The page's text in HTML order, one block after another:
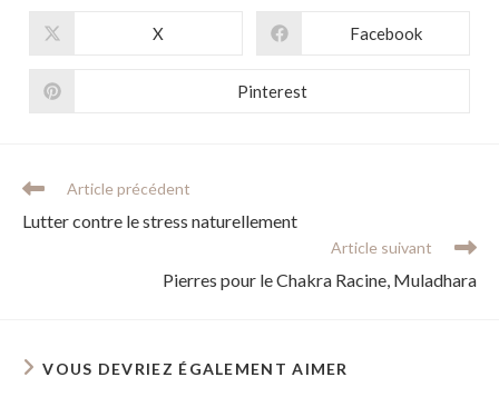
X Facebook
Pinterest
Article précédent
Lutter contre le stress naturellement
Article suivant
Pierres pour le Chakra Racine, Muladhara
VOUS DEVRIEZ ÉGALEMENT AIMER